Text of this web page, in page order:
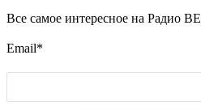
Все самое интересное на Радио
Email*